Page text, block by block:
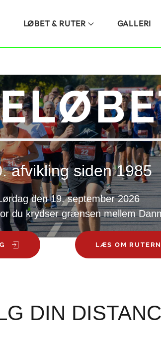
LØBET & RUTER GALLERI
afvikling siden 1985
den 19. september 2026
du krydser grænsen mellem
LÆS OM
DIN